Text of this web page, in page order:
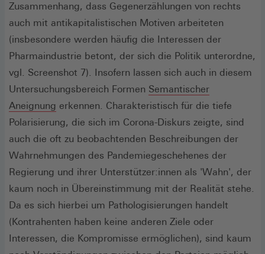
Zusammenhang, dass Gegenerzählungen von rechts
auch mit antikapitalistischen Motiven arbeiteten
(insbesondere werden häufig die Interessen der
Pharmaindustrie betont, der sich die Politik unterordne,
vgl. Screenshot 7). Insofern lassen sich auch in diesem
Untersuchungsbereich Formen Semantischer
Aneignung erkennen. Charakteristisch für die tiefe
Polarisierung, die sich im Corona-Diskurs zeigte, sind
auch die oft zu beobachtenden Beschreibungen der
Wahrnehmungen des Pandemiegeschehenes der
Regierung und ihrer Unterstützer:innen als 'Wahn', der
kaum noch in Übereinstimmung mit der Realität stehe.
Da es sich hierbei um Pathologisierungen handelt
(Kontrahenten haben keine anderen Ziele oder
Interessen, die Kompromisse ermöglichen), sind kaum